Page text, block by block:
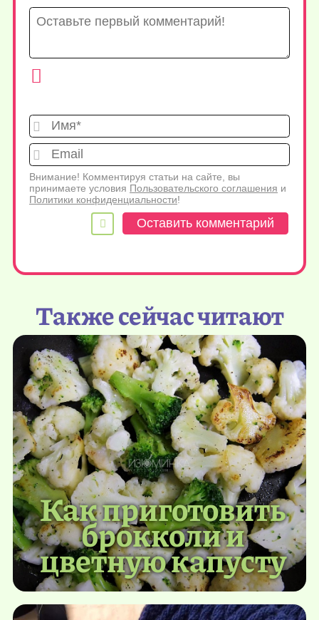
Имя*
Внимание! Комментируя статьи на сайте, вы
принимаете условия Пользовательского соглашения и
Политики конфиденциальности!
Также сейчас читают
Как приготовить
брокколи и
цветную капусту